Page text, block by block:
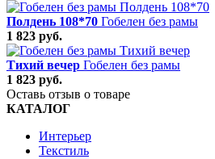
Полдень 108*70 Гобелен без рамы
1 823 руб.
Тихий вечер Гобелен без рамы
1 823 руб.
Оставь отзыв о товаре
КАТАЛОГ
Интерьер
Текстиль